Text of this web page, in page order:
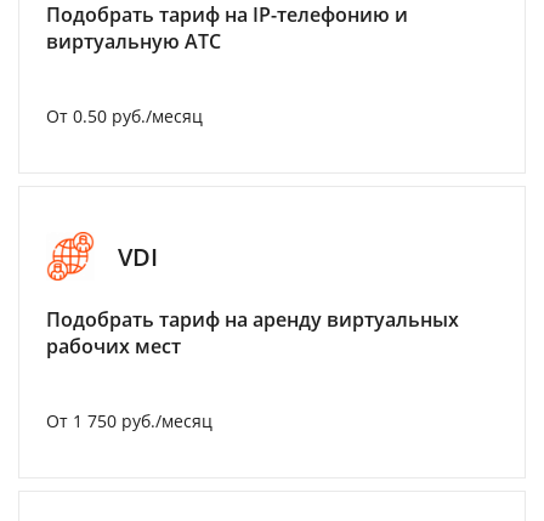
Подобрать тариф на IP-телефонию и
виртуальную АТС
От 0.50 руб./месяц
VDI
Подобрать тариф на аренду виртуальных
рабочих мест
От 1 750 руб./месяц